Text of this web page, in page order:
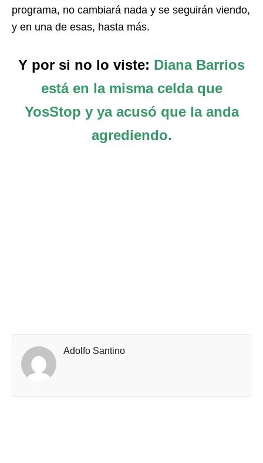
programa, no cambiará nada y se seguirán viendo,
y en una de esas, hasta más.
Y por si no lo viste: Diana Barrios
está en la misma celda que
YosStop y ya acusó que la anda
agrediendo.
Adolfo Santino